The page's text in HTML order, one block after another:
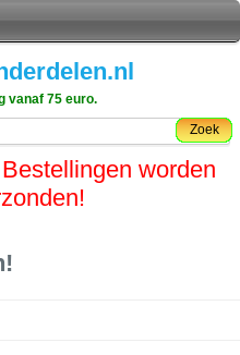
vanaf 75 euro.
Zoek
worden